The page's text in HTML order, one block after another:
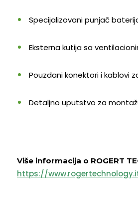
Specijalizovani punjač
Eksterna kutija sa
Pouzdani konektori i kablovi
Detaljno uputstvo za
Više informacija o ROGERT
https://